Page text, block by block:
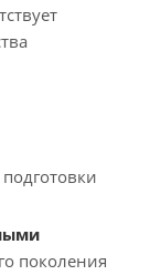
поколения